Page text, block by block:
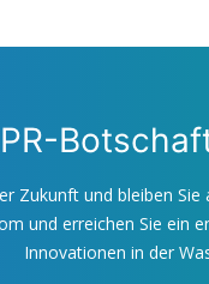
PR-
Zukunft und bleiben
und erreichen Sie ein
Innovationen in der